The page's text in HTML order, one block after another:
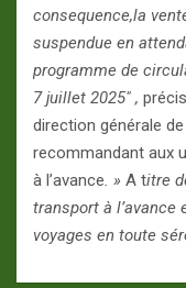
consequence,la
suspendue en
programme de
7 juillet 2025″ ,
direction générale
recommandant aux
à l’avance. » A titre
transport à
voyages en toute